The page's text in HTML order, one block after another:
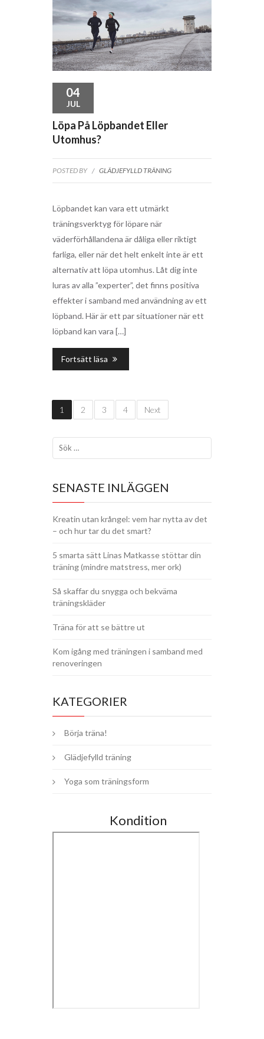
04
JUL
Löpa På Löpbandet Eller
Utomhus?
POSTED BY / GLÄDJEFYLLD TRÄNING
Löpbandet kan vara ett utmärkt
träningsverktyg för löpare när
väderförhållandena är dåliga eller riktigt
farliga, eller när det helt enkelt inte är ett
alternativ att löpa utomhus. Låt dig inte
luras av alla ”experter”, det finns positiva
effekter i samband med användning av ett
löpband. Här är ett par situationer när ett
löpband kan vara […]
Fortsätt läsa
1 2 3 4 Next
SENASTE INLÄGGEN
Kreatin utan krångel: vem har nytta av det
– och hur tar du det smart?
5 smarta sätt Linas Matkasse stöttar din
träning (mindre matstress, mer ork)
Så skaffar du snygga och bekväma
träningskläder
Träna för att se bättre ut
Kom igång med träningen i samband med
renoveringen
KATEGORIER
Börja träna!
Glädjefylld träning
Yoga som träningsform
Kondition